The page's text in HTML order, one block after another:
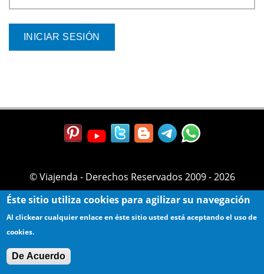
© Viajenda - Derechos Reservados 2009 - 2026
Éste sitio utiliza cookies para agilizar su navegación
Al clickear cualquier enlace en éste sitio usted está aceptando el uso de
cookies.
De Acuerdo